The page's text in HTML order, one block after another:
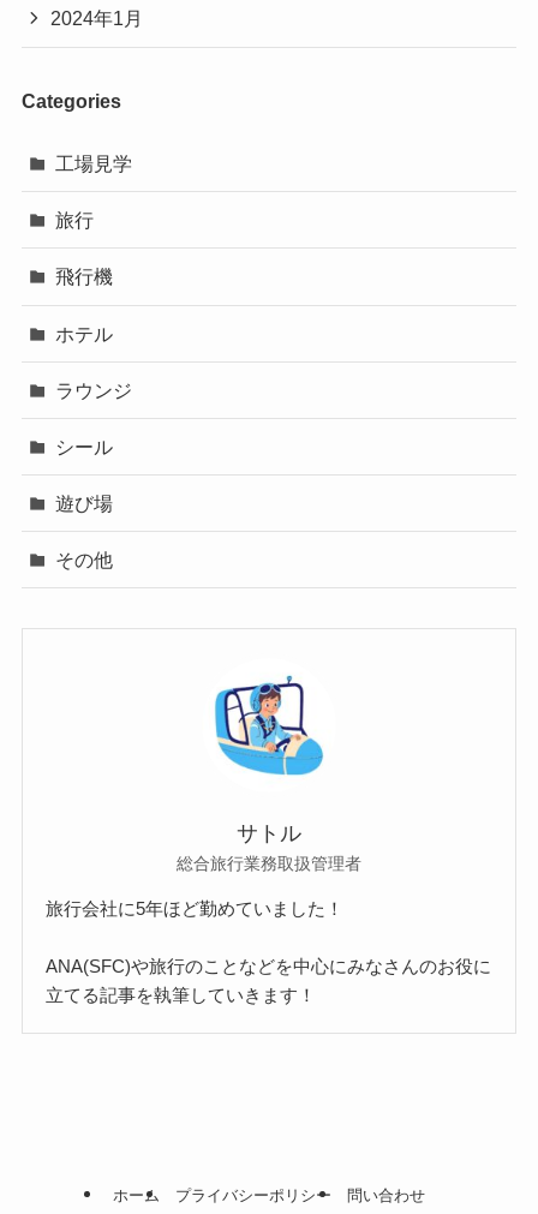
2024年1月
Categories
工場見学
旅行
飛行機
ホテル
ラウンジ
シール
遊び場
その他
サトル
総合旅行業務取扱管理者
旅行会社に5年ほど勤めていました！
ANA(SFC)や旅行のことなどを中心にみなさんのお役に
立てる記事を執筆していきます！
ホーム プライバシーポリシー 問い合わせ